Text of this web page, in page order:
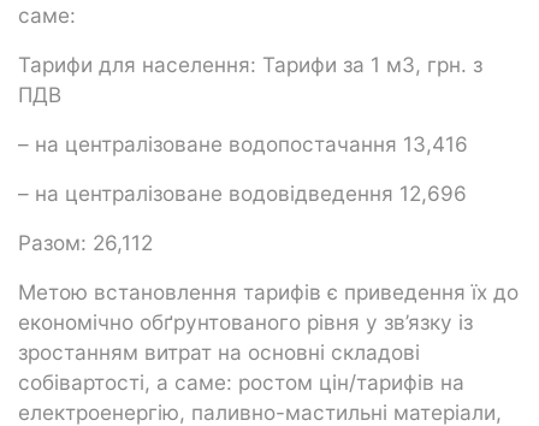
саме:
Тарифи для населення: Тарифи за 1 м3, грн. з
ПДВ
– на централізоване водопостачання 13,416
– на централізоване водовідведення 12,696
Разом: 26,112
Метою встановлення тарифів є приведення їх до
економічно обґрунтованого рівня у зв’язку із
зростанням витрат на основні складові
собівартості, а саме: ростом цін/тарифів на
електроенергію, паливно-мастильні матеріали,